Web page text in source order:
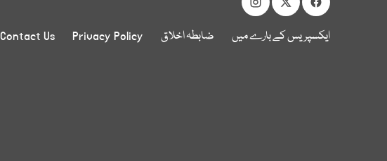
ایکسپریس کے بارے میں ضابطہ اخلاق Privacy Policy
Contact Us